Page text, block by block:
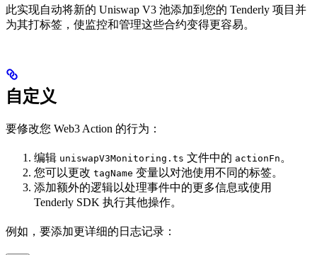
此实现自动将新的 Uniswap V3 池添加到您的 Tenderly 项目并
为其打标签，使监控和管理这些合约变得更容易。
自定义
要修改您 Web3 Action 的行为：
编辑 uniswapV3Monitoring.ts 文件中的 actionFn 。
您可以更改 tagName 变量以对池使用不同的标签。
添加额外的逻辑以处理事件中的更多信息或使用
Tenderly SDK 执行其他操作。
例如，要添加更详细的日志记录：